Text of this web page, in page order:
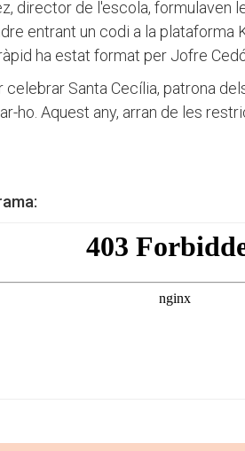
director de l'escola, formulaven
entrant un codi a la plataforma
ha estat format per Jofre
Santa Cecília, patrona
ho. Aquest any, arran de les